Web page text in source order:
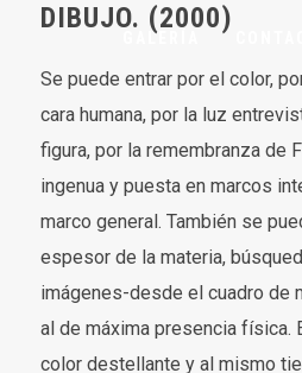
GALERÍA
DIBUJO. (2000)
Se puede entrar por el color,
cara humana, por la luz
figura, por la remembranza de
ingenua y puesta en marcos
marco general. También se
espesor de la materia,
imágenes-desde el cuadro de
al de máxima presencia física.
color destellante y al mismo